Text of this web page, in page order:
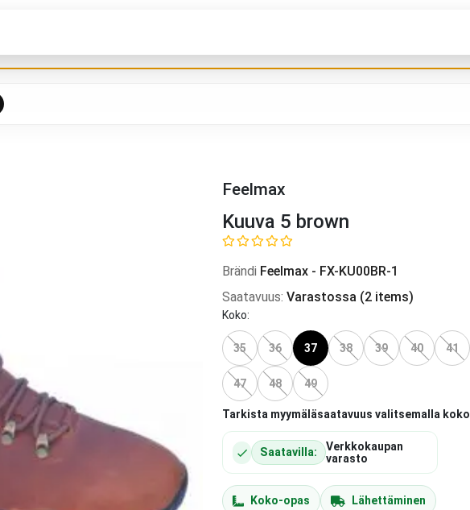
Feelmax
Kuuva 5 brown
Brändi Feelmax - FX-KU00BR-1
Saatavuus: Varastossa (2 items)
Koko:
35 36 37 38 39 40 41
47 48 49
Tarkista myymäläsaatavuus valitsemalla koko
Saatavilla:
Verkkokaupan
varasto
Koko-opas Lähettäminen